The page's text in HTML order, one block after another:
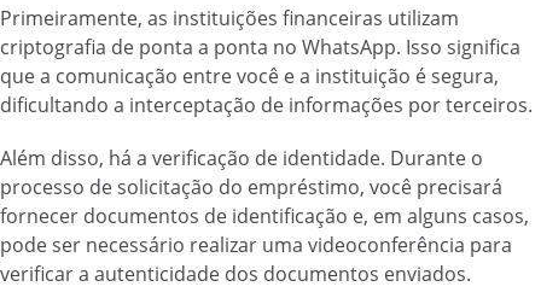
Primeiramente, as instituições financeiras utilizam
criptografia de ponta a ponta no WhatsApp. Isso significa
que a comunicação entre você e a instituição é segura,
dificultando a interceptação de informações por terceiros.
Além disso, há a verificação de identidade. Durante o
processo de solicitação do empréstimo, você precisará
fornecer documentos de identificação e, em alguns casos,
pode ser necessário realizar uma videoconferência para
verificar a autenticidade dos documentos enviados.